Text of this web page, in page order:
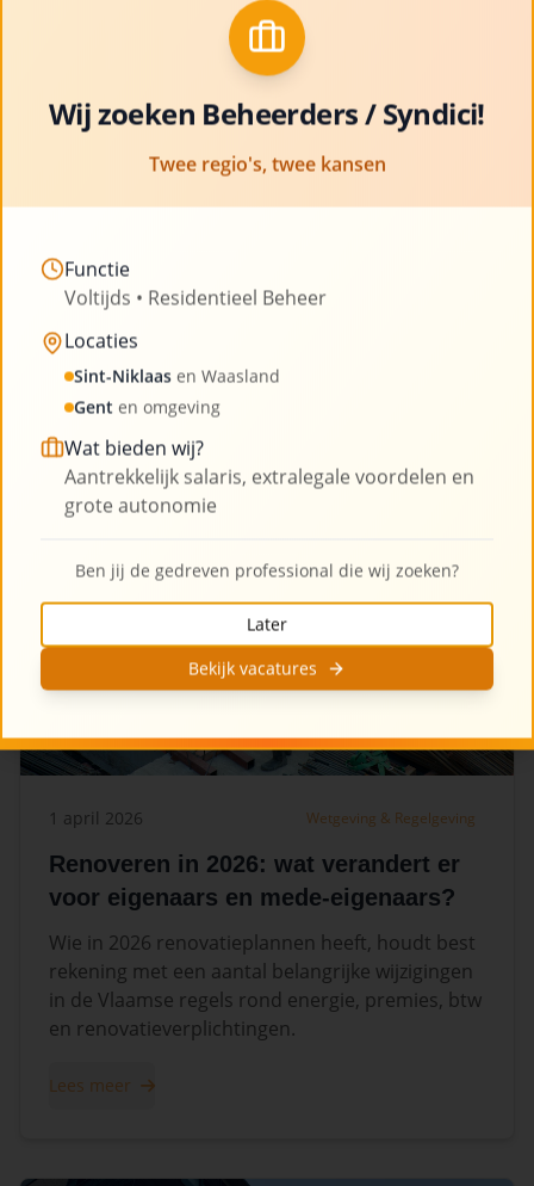
met ruimte voor professionele groei en
ontwikkeling
Bekijk vacatures
Lees onze laatste artikelen en blijf op de hoogte
van nieuws uit de sector
1 april 2026 Wetgeving & Regelgeving
Renoveren in 2026: wat verandert er
voor eigenaars en mede-eigenaars?
Wie in 2026 renovatieplannen heeft, houdt best
rekening met een aantal belangrijke wijzigingen
in de Vlaamse regels rond energie, premies, btw
en renovatieverplichtingen.
Lees meer
Wij zoeken Beheerders / Syndici!
Twee regio's, twee kansen
Functie
Voltijds • Residentieel Beheer
Locaties
Sint-Niklaas en Waasland
Gent en omgeving
Wat bieden wij?
Aantrekkelijk salaris, extralegale voordelen en
grote autonomie
Ben jij de gedreven professional die wij zoeken?
Later
Bekijk vacatures